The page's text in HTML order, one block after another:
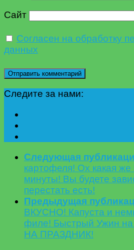
Сайт
Согласен на обработку
данных
Следите за нами:
Следующая
картофеля! Ох какая
минуты! Вы будете
перестать есть!
Предыдущая
ВКУСНО! Капуста и
филе! Быстрый Ужин
НА ПРАЗДНИК!